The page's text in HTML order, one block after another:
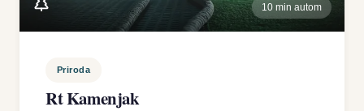
10 min autom
Priroda
Rt Kamenjak